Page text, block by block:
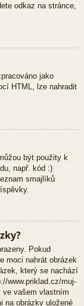
odkaz na stránce,
jako
HTML, lze nahradit
být použity k
např. kód :)
smajlíků
Pokud
moci nahrát obrázek
který se nachází
www.priklad.cz/muj-
ve vašem vlastním
na obrázky uložené